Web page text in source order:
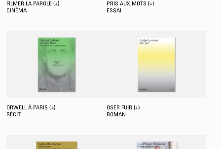
FILMER LA PAROLE (+)
CINÉMA
PRIS AUX MOTS (+)
ESSAI
ORWELL À PARIS (+)
RÉCIT
OSER FUIR (+)
ROMAN